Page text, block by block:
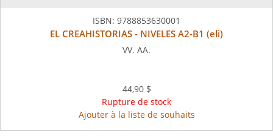
ISBN: 9788853630001
EL CREAHISTORIAS - NIVELES A2-B1 (eli)
VV. AA.
44,90 $
Rupture de stock
Ajouter à la liste de souhaits